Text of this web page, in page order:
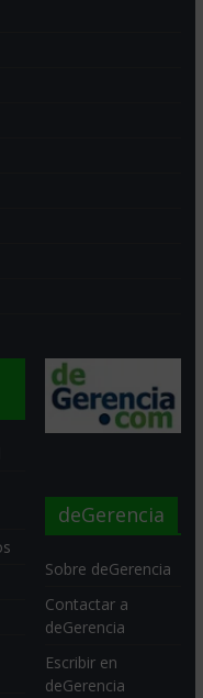
deGerencia
Sobre deGerencia
Contactar a
deGerencia
Escribir en
deGerencia